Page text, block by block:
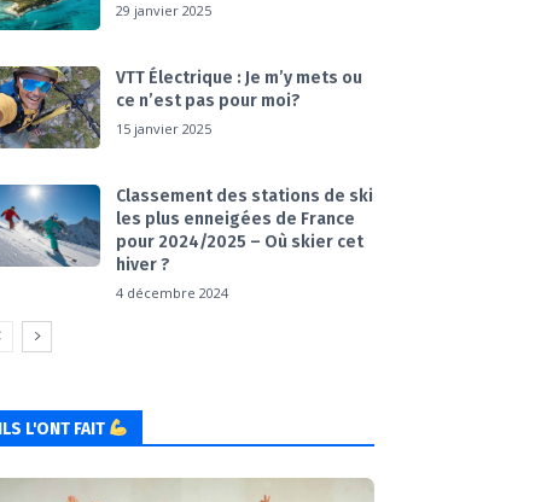
29 janvier 2025
VTT Électrique : Je m’y mets ou
ce n’est pas pour moi?
15 janvier 2025
Classement des stations de ski
les plus enneigées de France
pour 2024/2025 – Où skier cet
hiver ?
4 décembre 2024
ILS L'ONT FAIT